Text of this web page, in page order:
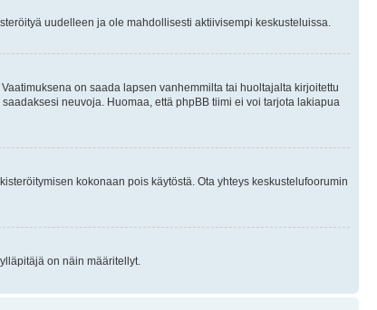
uudelleen ja ole mahdollisesti aktiivisempi keskusteluissa.
on saada lapsen vanhemmilta tai huoltajalta kirjoitettu
neuvoja. Huomaa, että phpBB tiimi ei voi tarjota lakiapua
kokonaan pois käytöstä. Ota yhteys keskustelufoorumin
on näin määritellyt.